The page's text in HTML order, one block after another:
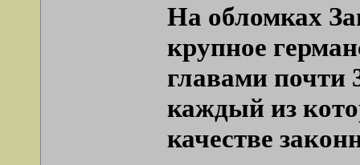
На обломках
крупное
главами почти
каждый из
качестве